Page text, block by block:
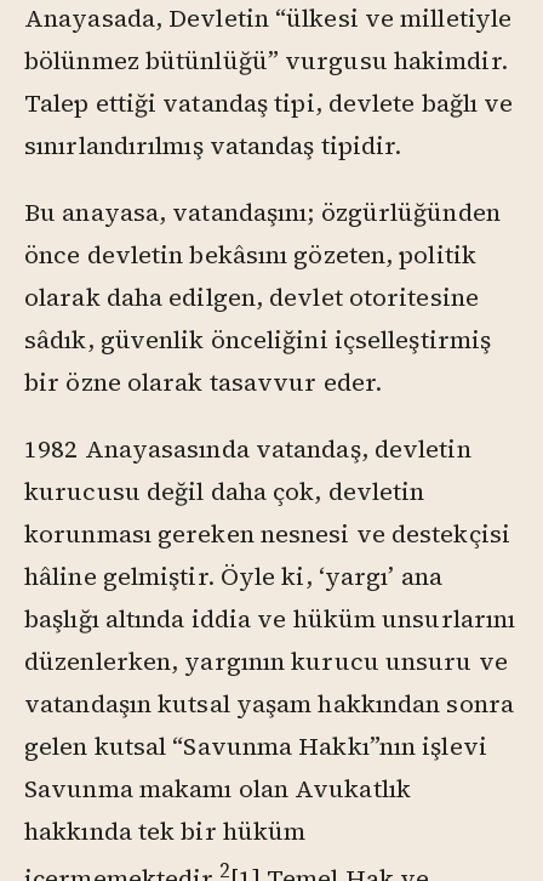
Anayasada, Devletin “ülkesi ve milletiyle
bölünmez bütünlüğü” vurgusu hakimdir.
Talep ettiği vatandaş tipi, devlete bağlı ve
sınırlandırılmış vatandaş tipidir.
Bu anayasa, vatandaşını; özgürlüğünden
önce devletin bekâsını gözeten, politik
olarak daha edilgen, devlet otoritesine
sâdık, güvenlik önceliğini içselleştirmiş
bir özne olarak tasavvur eder.
1982 Anayasasında vatandaş, devletin
kurucusu değil daha çok, devletin
korunması gereken nesnesi ve destekçisi
hâline gelmiştir. Öyle ki, ‘yargı’ ana
başlığı altında iddia ve hüküm unsurlarını
düzenlerken, yargının kurucu unsuru ve
vatandaşın kutsal yaşam hakkından sonra
gelen kutsal “Savunma Hakkı”nın işlevi
Savunma makamı olan Avukatlık
hakkında tek bir hüküm
2